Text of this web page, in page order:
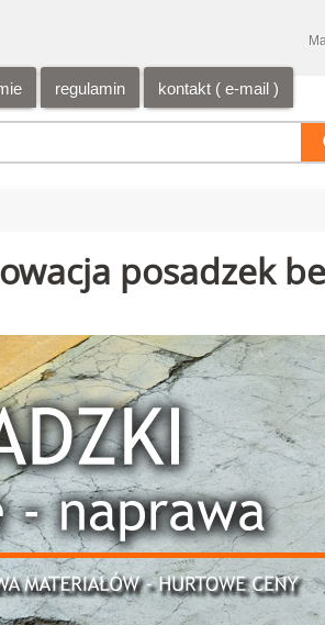
regulamin kontakt ( e-mail )
posadzek